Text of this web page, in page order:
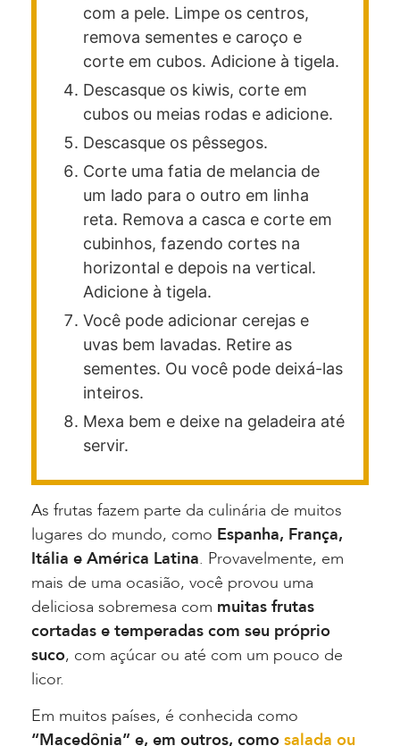
com a pele. Limpe os centros,
remova sementes e caroço e
corte em cubos. Adicione à tigela.
Descasque os kiwis, corte em
cubos ou meias rodas e adicione.
Descasque os pêssegos.
Corte uma fatia de melancia de
um lado para o outro em linha
reta. Remova a casca e corte em
cubinhos, fazendo cortes na
horizontal e depois na vertical.
Adicione à tigela.
Você pode adicionar cerejas e
uvas bem lavadas. Retire as
sementes. Ou você pode deixá-las
inteiros.
Mexa bem e deixe na geladeira até
servir.
As frutas fazem parte da culinária de muitos
lugares do mundo, como Espanha, França,
Itália e América Latina. Provavelmente, em
mais de uma ocasião, você provou uma
deliciosa sobremesa com muitas frutas
cortadas e temperadas com seu próprio
suco, com açúcar ou até com um pouco de
licor.
Em muitos países, é conhecida como
“Macedônia” e, em outros, como salada ou